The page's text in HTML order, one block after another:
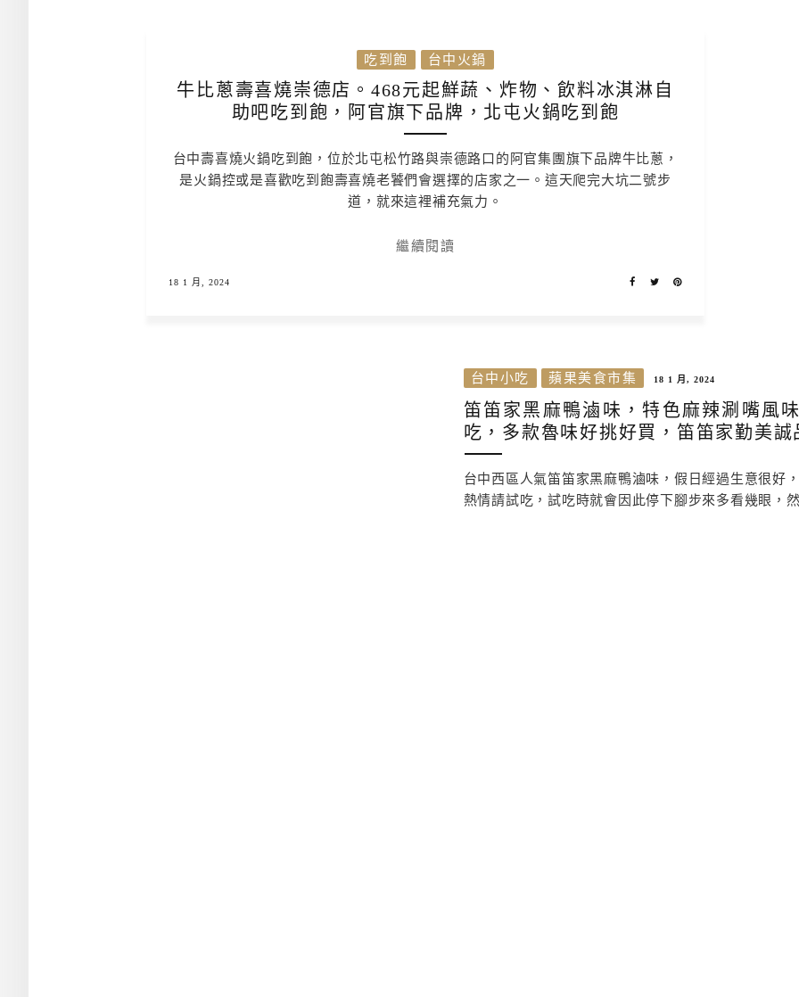
吃到飽 台中火鍋
牛比蔥壽喜燒崇德店。468元起鮮蔬、炸物、飲料冰淇淋自
助吧吃到飽，阿官旗下品牌，北屯火鍋吃到飽
台中壽喜燒火鍋吃到飽，位於北屯松竹路與崇德路口的阿官集團旗下品牌牛比蔥，
是火鍋控或是喜歡吃到飽壽喜燒老饕們會選擇的店家之一。這天爬完大坑二號步
道，就來這裡補充氣力。
繼續閱讀
18 1 月, 2024
台中小吃 蘋果美食市集 18 1 月, 2024
笛笛家黑麻鴨滷味，特色麻辣涮嘴風
吃，多款魯味好挑好買，笛笛家勤美誠
台中西區人氣笛笛家黑麻鴨滷味，假日經過生意很好
熱情請試吃，試吃時就會因此停下腳步來多看幾眼，